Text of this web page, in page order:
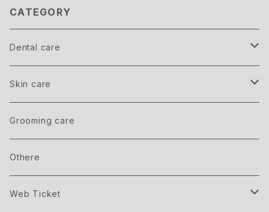
CATEGORY
Dental care
Member
Skin care
inner care
outer care
Grooming care
Othere
Web Ticket